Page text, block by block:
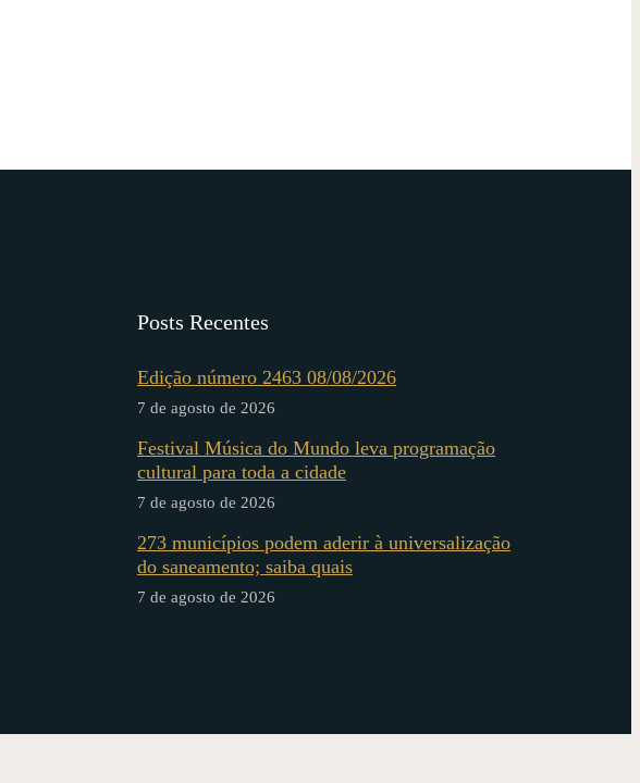
Posts Recentes
Edição número 2463 08/08/2026
7 de agosto de 2026
Festival Música do Mundo leva programação
cultural para toda a cidade
7 de agosto de 2026
273 municípios podem aderir à universalização
do saneamento; saiba quais
7 de agosto de 2026